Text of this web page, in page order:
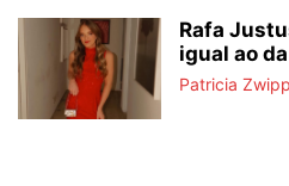
Rafa
igual ao
Patricia Zwipp